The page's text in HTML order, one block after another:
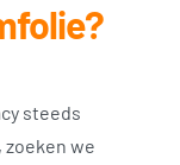
steeds
we